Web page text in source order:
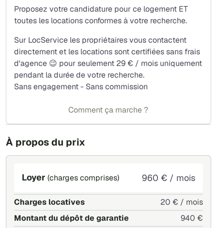
l'appartement.
À propos du prix
Loyer (charges comprises) 960 € / mois
Charges locatives
20 € / mois
Montant du dépôt de garantie
940 €
Proposez votre candidature pour ce logement ET
toutes les locations conformes à votre recherche.
Sur LocService les propriétaires vous contactent
directement et les locations sont certifiées sans frais
d'agence 😉 pour seulement 29 € / mois uniquement
pendant la durée de votre recherche.
Sans engagement - Sans commission
Comment ça marche ?